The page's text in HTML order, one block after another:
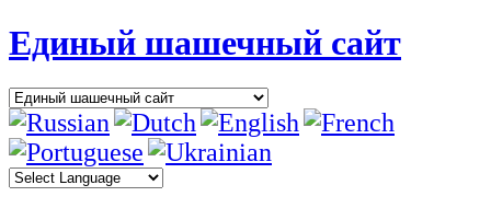
Единый шашечный сайт